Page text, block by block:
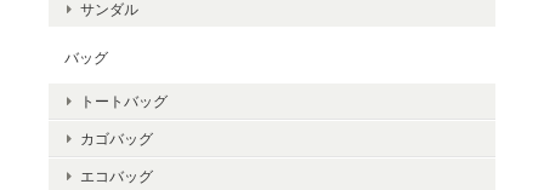
サンダル
バッグ
トートバッグ
カゴバッグ
エコバッグ